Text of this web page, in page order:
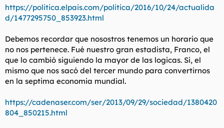
t
e
o
https://politica.elpais.com/politica/2016/10/24/actualida
d/1477295750_853923.html
Debemos recordar que nosostros tenemos un horario que
no nos pertenece. Fué nuestro gran estadista, Franco, el
que lo cambió siguiendo la mayor de las logicas. Si, el
mismo que nos sacó del tercer mundo para convertirnos
en la septima economia mundial.
https://cadenaser.com/ser/2013/09/29/sociedad/1380420
804_850215.html